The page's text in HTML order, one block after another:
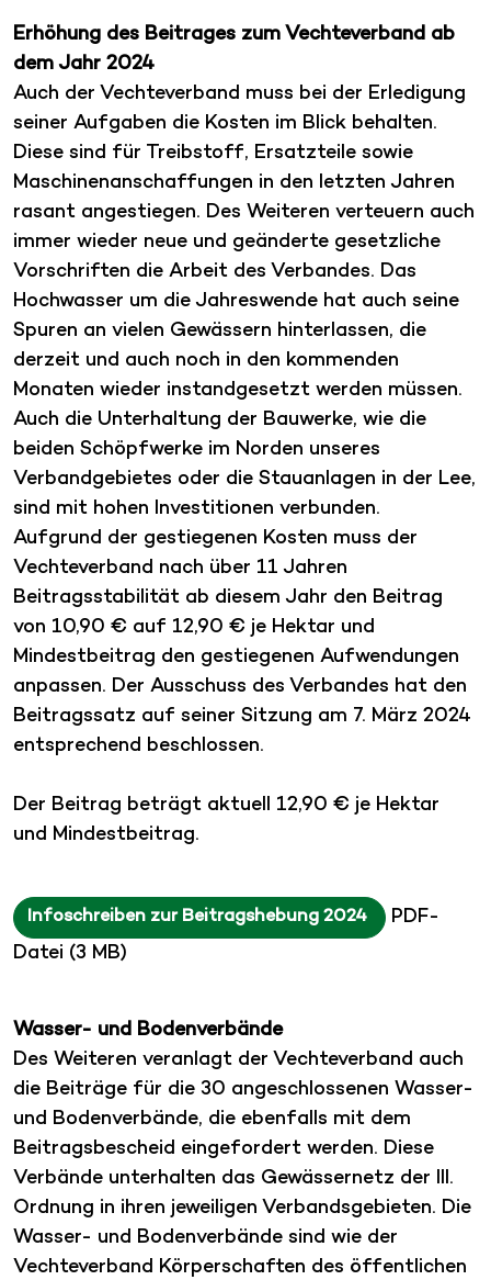
Erhöhung des Beitrages zum Vechteverband ab
dem Jahr 2024
Auch der Vechteverband muss bei der Erledigung
seiner Aufgaben die Kosten im Blick behalten.
Diese sind für Treibstoff, Ersatzteile sowie
Maschinenanschaffungen in den letzten Jahren
rasant angestiegen. Des Weiteren verteuern auch
immer wieder neue und geänderte gesetzliche
Vorschriften die Arbeit des Verbandes. Das
Hochwasser um die Jahreswende hat auch seine
Spuren an vielen Gewässern hinterlassen, die
derzeit und auch noch in den kommenden
Monaten wieder instandgesetzt werden müssen.
Auch die Unterhaltung der Bauwerke, wie die
beiden Schöpfwerke im Norden unseres
Verbandgebietes oder die Stauanlagen in der Lee,
sind mit hohen Investitionen verbunden.
Aufgrund der gestiegenen Kosten muss der
Vechteverband nach über 11 Jahren
Beitragsstabilität ab diesem Jahr den Beitrag
von 10,90 € auf 12,90 € je Hektar und
Mindestbeitrag den gestiegenen Aufwendungen
anpassen. Der Ausschuss des Verbandes hat den
Beitragssatz auf seiner Sitzung am 7. März 2024
entsprechend beschlossen.
Der Beitrag beträgt aktuell 12,90 € je Hektar
und Mindestbeitrag.
Infoschreiben zur Beitragshebung 2024
PDF-
Datei (3 MB)
Wasser- und Bodenverbände
Des Weiteren veranlagt der Vechteverband auch
die Beiträge für die 30 angeschlossenen Wasser-
und Bodenverbände, die ebenfalls mit dem
Beitragsbescheid eingefordert werden. Diese
Verbände unterhalten das Gewässernetz der III.
Ordnung in ihren jeweiligen Verbandsgebieten. Die
Wasser- und Bodenverbände sind wie der
Vechteverband Körperschaften des öffentlichen